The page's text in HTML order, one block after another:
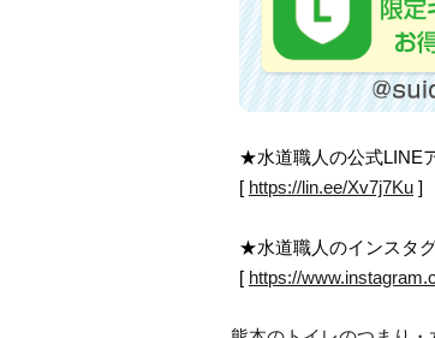
★水道職人の公式LINE
[ https://lin.ee/Xv7j7Ku ]
★水道職人のインスタ
[ https://